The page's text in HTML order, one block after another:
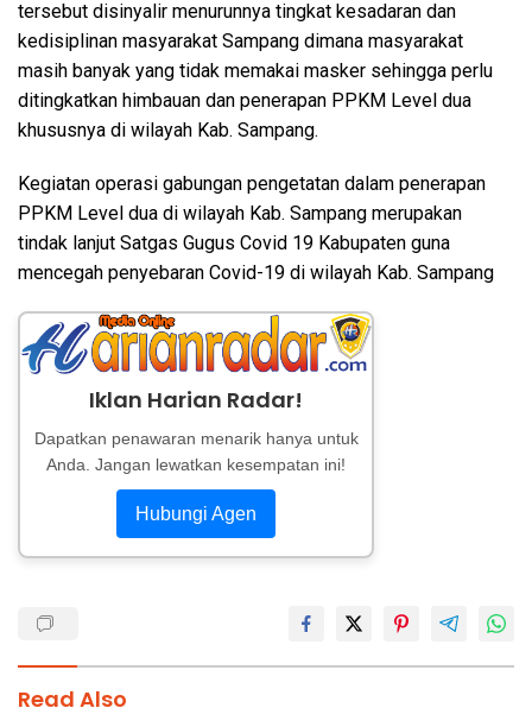
tersebut disinyalir menurunnya tingkat kesadaran dan
kedisiplinan masyarakat Sampang dimana masyarakat
masih banyak yang tidak memakai masker sehingga perlu
ditingkatkan himbauan dan penerapan PPKM Level dua
khususnya di wilayah Kab. Sampang.
Kegiatan operasi gabungan pengetatan dalam penerapan
PPKM Level dua di wilayah Kab. Sampang merupakan
tindak lanjut Satgas Gugus Covid 19 Kabupaten guna
mencegah penyebaran Covid-19 di wilayah Kab. Sampang
Iklan Harian Radar!
Dapatkan penawaran menarik hanya untuk
Anda. Jangan lewatkan kesempatan ini!
Hubungi Agen
Read Also